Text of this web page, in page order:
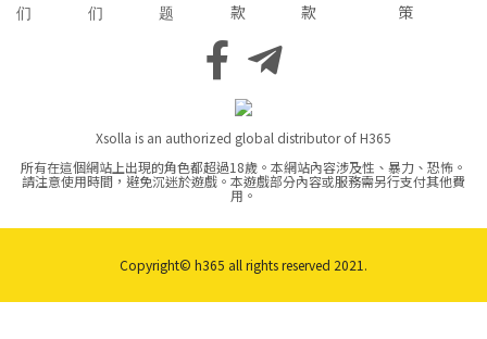
们
们
题
款
款
策
Xsolla is an authorized global distributor of H365
所有在這個網站上出現的角色都超過18歲。本網站內容涉及性、暴力、恐怖。
請注意使用時間，避免沉迷於遊戲。本遊戲部分內容或服務需另行支付其他費
用。
Copyright© h365 all rights reserved 2021.